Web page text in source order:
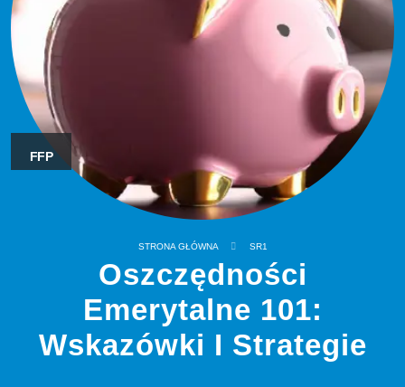
FFP
STRONA GŁÓWNA SR1
Oszczędności
Emerytalne 101:
Wskazówki I Strategie